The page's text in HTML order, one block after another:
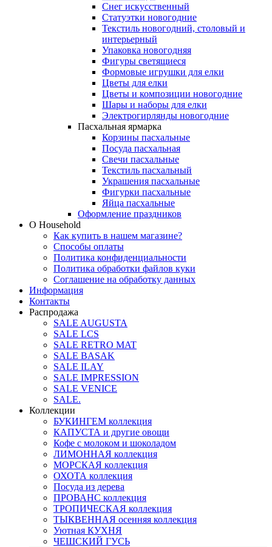
Снег искусственный
Статуэтки новогодние
Текстиль новогодний, столовый и
интерьерный
Упаковка новогодняя
Фигуры светящиеся
Формовые игрушки для елки
Цветы для елки
Цветы и композиции новогодние
Шары и наборы для елки
Электрогирлянды новогодние
Пасхальная ярмарка
Корзины пасхальные
Посуда пасхальная
Свечи пасхальные
Текстиль пасхальный
Украшения пасхальные
Фигурки пасхальные
Яйца пасхальные
Оформление праздников
О Household
Как купить в нашем магазине?
Способы оплаты
Политика конфиденциальности
Политика обработки файлов куки
Соглашение на обработку данных
Информация
Контакты
Распродажа
SALE AUGUSTA
SALE LCS
SALE RETRO MAT
SALE BASAK
SALE ILAY
SALE IMPRESSION
SALE VENICE
SALE.
Коллекции
БУКИНГЕМ коллекция
КАПУСТА и другие овощи
Кофе с молоком и шоколадом
ЛИМОННАЯ коллекция
МОРСКАЯ коллекция
ОХОТА коллекция
Посуда из дерева
ПРОВАНС коллекция
ТРОПИЧЕСКАЯ коллекция
ТЫКВЕННАЯ осенняя коллекция
Уютная КУХНЯ
ЧЕШСКИЙ ГУСЬ